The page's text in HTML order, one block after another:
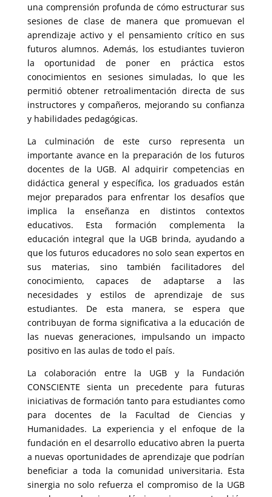
una comprensión profunda de cómo estructurar sus
sesiones de clase de manera que promuevan el
aprendizaje activo y el pensamiento crítico en sus
futuros alumnos. Además, los estudiantes tuvieron
la oportunidad de poner en práctica estos
conocimientos en sesiones simuladas, lo que les
permitió obtener retroalimentación directa de sus
instructores y compañeros, mejorando su confianza
y habilidades pedagógicas.
La culminación de este curso representa un
importante avance en la preparación de los futuros
docentes de la UGB. Al adquirir competencias en
didáctica general y específica, los graduados están
mejor preparados para enfrentar los desafíos que
implica la enseñanza en distintos contextos
educativos. Esta formación complementa la
educación integral que la UGB brinda, ayudando a
que los futuros educadores no solo sean expertos en
sus materias, sino también facilitadores del
conocimiento, capaces de adaptarse a las
necesidades y estilos de aprendizaje de sus
estudiantes. De esta manera, se espera que
contribuyan de forma significativa a la educación de
las nuevas generaciones, impulsando un impacto
positivo en las aulas de todo el país.
La colaboración entre la UGB y la Fundación
CONSCIENTE sienta un precedente para futuras
iniciativas de formación tanto para estudiantes como
para docentes de la Facultad de Ciencias y
Humanidades. La experiencia y el enfoque de la
fundación en el desarrollo educativo abren la puerta
a nuevas oportunidades de aprendizaje que podrían
beneficiar a toda la comunidad universitaria. Esta
sinergia no solo refuerza el compromiso de la UGB